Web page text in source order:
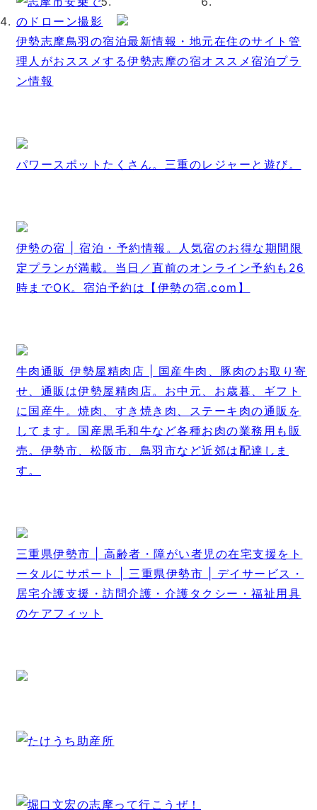
伊勢志摩鳥羽の宿泊最新情報・地元在住のサイト管
理人がおススメする伊勢志摩の宿オススメ宿泊プラ
ン情報
パワースポットたくさん。三重のレジャーと遊び。
伊勢の宿 | 宿泊・予約情報。人気宿のお得な期間限
定プランが満載。当日／直前のオンライン予約も26
時までOK。宿泊予約は【伊勢の宿.com】
牛肉通販 伊勢屋精肉店 | 国産牛肉、豚肉のお取り寄
せ、通販は伊勢屋精肉店。お中元、お歳暮、ギフト
に国産牛。焼肉、すき焼き肉、ステーキ肉の通販を
してます。国産黒毛和牛など各種お肉の業務用も販
売。伊勢市、松阪市、鳥羽市など近郊は配達しま
す。
三重県伊勢市 | 高齢者・障がい者児の在宅支援をト
ータルにサポート | 三重県伊勢市 | デイサービス・
居宅介護支援・訪問介護・介護タクシー・福祉用具
のケアフィット